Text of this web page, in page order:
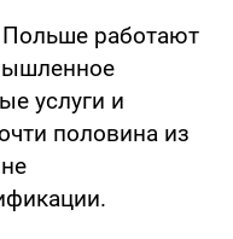
работают
услуги и
половина из